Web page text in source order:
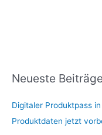
Neueste Beiträge
Digitaler Produktpass
Produktdaten jetzt